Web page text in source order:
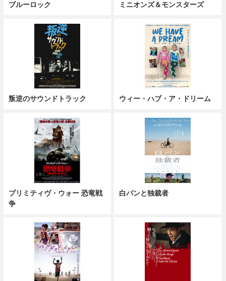
ブルーロック ミニオンズ＆モンスターズ
叛逆のサウンドトラック ウィー・ハブ・ア・ドリーム
プリミティヴ・ウォー 恐竜戦
争
白パンと独裁者